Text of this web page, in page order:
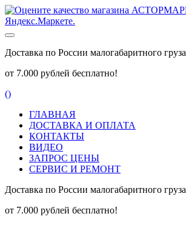
Доставка по России малогабаритного груза
от 7.000 рублей бесплатно!
()
ГЛАВНАЯ
ДОСТАВКА И ОПЛАТА
КОНТАКТЫ
ВИДЕО
ЗАПРОС ЦЕНЫ
СЕРВИС И РЕМОНТ
Доставка по России малогабаритного груза
от 7.000 рублей бесплатно!